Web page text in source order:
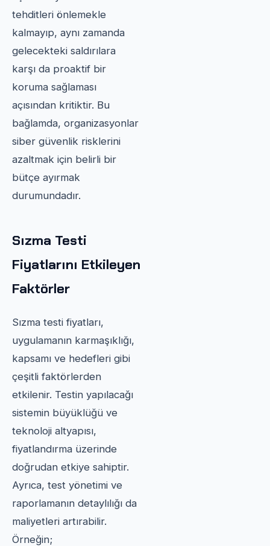
tehditleri önlemekle
kalmayıp, aynı zamanda
gelecekteki saldırılara
karşı da proaktif bir
koruma sağlaması
açısından kritiktir. Bu
bağlamda, organizasyonlar
siber güvenlik risklerini
azaltmak için belirli bir
bütçe ayırmak
durumundadır.
Sızma Testi
Fiyatlarını Etkileyen
Faktörler
Sızma testi fiyatları,
uygulamanın karmaşıklığı,
kapsamı ve hedefleri gibi
çeşitli faktörlerden
etkilenir. Testin yapılacağı
sistemin büyüklüğü ve
teknoloji altyapısı,
fiyatlandırma üzerinde
doğrudan etkiye sahiptir.
Ayrıca, test yönetimi ve
raporlamanın detaylılığı da
maliyetleri artırabilir.
Örneğin;